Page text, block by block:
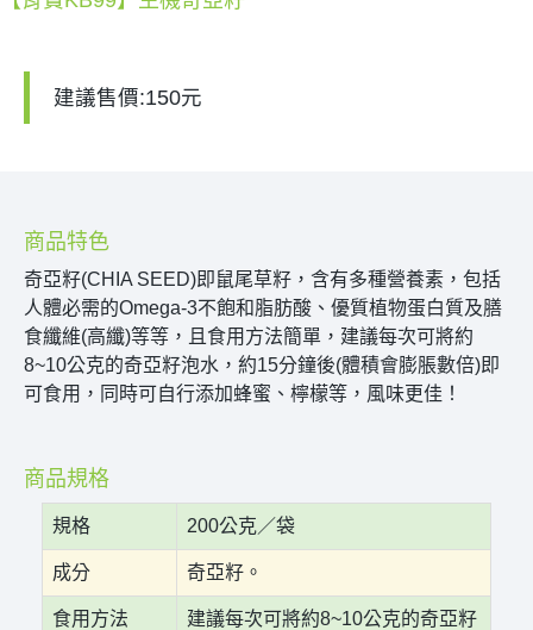
建議售價:150元
商品特色
奇亞籽(CHIA SEED)即鼠尾草籽，含有多種營養素，包括
人體必需的Omega-3不飽和脂肪酸、優質植物蛋白質及膳
食纖維(高纖)等等，且食用方法簡單，建議每次可將約
8~10公克的奇亞籽泡水，約15分鐘後(體積會膨脹數倍)即
可食用，同時可自行添加蜂蜜、檸檬等，風味更佳！
商品規格
規格 200公克／袋
成分 奇亞籽。
食用方法
建議每次可將約8~10公克的奇亞籽